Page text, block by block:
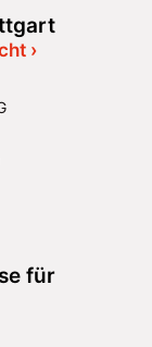
›
für